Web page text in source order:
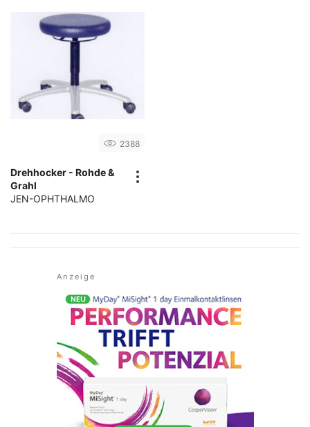
2388
Drehhocker - Rohde &
Grahl
JEN-OPHTHALMO